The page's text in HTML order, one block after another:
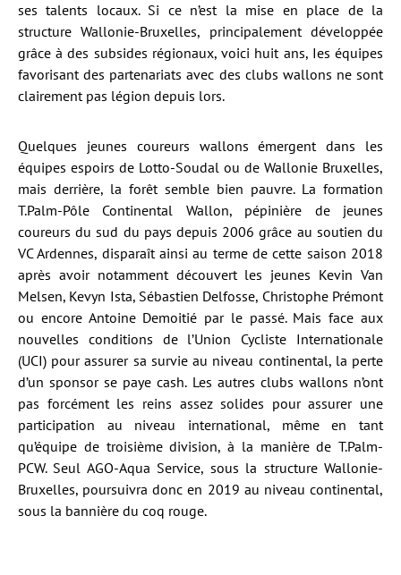
ses talents locaux. Si ce n’est la mise en place de la
structure Wallonie-Bruxelles, principalement développée
grâce à des subsides régionaux, voici huit ans, Ies équipes
favorisant des partenariats avec des clubs wallons ne sont
clairement pas légion depuis lors.
Quelques jeunes coureurs wallons émergent dans les
équipes espoirs de Lotto-Soudal ou de Wallonie Bruxelles,
mais derrière, la forêt semble bien pauvre. La formation
T.Palm-Pôle Continental Wallon, pépinière de jeunes
coureurs du sud du pays depuis 2006 grâce au soutien du
VC Ardennes, disparaît ainsi au terme de cette saison 2018
après avoir notamment découvert les jeunes Kevin Van
Melsen, Kevyn Ista, Sébastien Delfosse, Christophe Prémont
ou encore Antoine Demoitié par le passé. Mais face aux
nouvelles conditions de l’Union Cycliste Internationale
(UCI) pour assurer sa survie au niveau continental, la perte
d’un sponsor se paye cash. Les autres clubs wallons n’ont
pas forcément les reins assez solides pour assurer une
participation au niveau international, même en tant
qu’équipe de troisième division, à la manière de T.Palm-
PCW. Seul AGO-Aqua Service, sous la structure Wallonie-
Bruxelles, poursuivra donc en 2019 au niveau continental,
sous la bannière du coq rouge.